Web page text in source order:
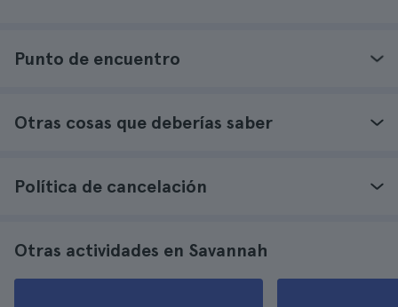
Punto de encuentro
Otras cosas que deberías saber
Política de cancelación
Otras actividades en Savannah